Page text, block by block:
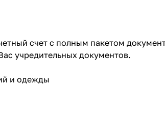
счет с полным пакетом
учредительных документов.
и одежды